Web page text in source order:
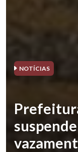
NOTÍCIAS